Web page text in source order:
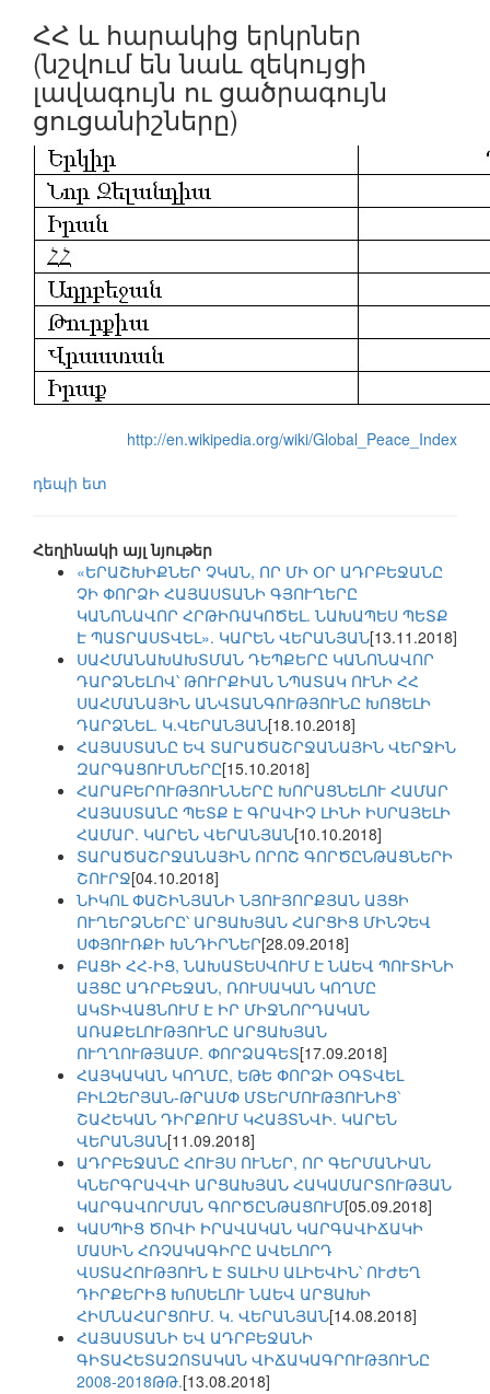
ՀՀ և հարակից երկրներ
(նշվում են նաև զեկույցի
լավագույն ու ցածրագույն
ցուցանիշները)
http://en.wikipedia.org/wiki/Global_Peace_Index
դեպի ետ
Հեղինակի այլ նյութեր
«ԵՐԱՇԽԻՔՆԵՐ ՉԿԱՆ, ՈՐ ՄԻ ՕՐ ԱԴՐԲԵՋԱՆԸ
ՉԻ ՓՈՐՁԻ ՀԱՅԱՍՏԱՆԻ ԳՅՈՒՂԵՐԸ
ԿԱՆՈՆԱՎՈՐ ՀՐԹԻՌԱԿՈԾԵԼ. ՆԱԽԱՊԵՍ ՊԵՏՔ
Է ՊԱՏՐԱՍՏՎԵԼ». ԿԱՐԵՆ ՎԵՐԱՆՅԱՆ[13.11.2018]
ՍԱՀՄԱՆԱԽԱԽՏՄԱՆ ԴԵՊՔԵՐԸ ԿԱՆՈՆԱՎՈՐ
ԴԱՐՁՆԵԼՈՎ՝ ԹՈՒՐՔԻԱՆ ՆՊԱՏԱԿ ՈՒՆԻ ՀՀ
ՍԱՀՄԱՆԱՅԻՆ ԱՆՎՏԱՆԳՈՒԹՅՈՒՆԸ ԽՈՑԵԼԻ
ԴԱՐՁՆԵԼ. Կ.ՎԵՐԱՆՅԱՆ[18.10.2018]
ՀԱՅԱՍՏԱՆԸ ԵՎ ՏԱՐԱԾԱՇՐՋԱՆԱՅԻՆ ՎԵՐՋԻՆ
ԶԱՐԳԱՑՈՒՄՆԵՐԸ[15.10.2018]
ՀԱՐԱԲԵՐՈՒԹՅՈՒՆՆԵՐԸ ԽՈՐԱՑՆԵԼՈՒ ՀԱՄԱՐ
ՀԱՅԱՍՏԱՆԸ ՊԵՏՔ Է ԳՐԱՎԻՉ ԼԻՆԻ ԻՍՐԱՅԵԼԻ
ՀԱՄԱՐ. ԿԱՐԵՆ ՎԵՐԱՆՅԱՆ[10.10.2018]
ՏԱՐԱԾԱՇՐՋԱՆԱՅԻՆ ՈՐՈՇ ԳՈՐԾԸՆԹԱՑՆԵՐԻ
ՇՈՒՐՋ[04.10.2018]
ՆԻԿՈԼ ՓԱՇԻՆՅԱՆԻ ՆՅՈՒՅՈՐՔՅԱՆ ԱՅՑԻ
ՈՒՂԵՐՁՆԵՐԸ՝ ԱՐՑԱԽՅԱՆ ՀԱՐՑԻՑ ՄԻՆՉԵՎ
ՍՓՅՈՒՌՔԻ ԽՆԴԻՐՆԵՐ[28.09.2018]
ԲԱՑԻ ՀՀ-ԻՑ, ՆԱԽԱՏԵՍՎՈՒՄ Է ՆԱԵՎ ՊՈՒՏԻՆԻ
ԱՅՑԸ ԱԴՐԲԵՋԱՆ, ՌՈՒՍԱԿԱՆ ԿՈՂՄԸ
ԱԿՏԻՎԱՑՆՈՒՄ Է ԻՐ ՄԻՋՆՈՐԴԱԿԱՆ
ԱՌԱՔԵԼՈՒԹՅՈՒՆԸ ԱՐՑԱԽՅԱՆ
ՈՒՂՂՈՒԹՅԱՄԲ. ՓՈՐՁԱԳԵՏ[17.09.2018]
ՀԱՅԿԱԿԱՆ ԿՈՂՄԸ, ԵԹԵ ՓՈՐՁԻ ՕԳՏՎԵԼ
ԲԻԼԶԵՐՅԱՆ-ԹՐԱՄՓ ՄՏԵՐՄՈՒԹՅՈՒՆԻՑ՝
ՇԱՀԵԿԱՆ ԴԻՐՔՈՒՄ ԿՀԱՅՏՆՎԻ. ԿԱՐԵՆ
ՎԵՐԱՆՅԱՆ[11.09.2018]
ԱԴՐԲԵՋԱՆԸ ՀՈՒՅՍ ՈՒՆԵՐ, ՈՐ ԳԵՐՄԱՆԻԱՆ
ԿՆԵՐԳՐԱՎՎԻ ԱՐՑԱԽՅԱՆ ՀԱԿԱՄԱՐՏՈՒԹՅԱՆ
ԿԱՐԳԱՎՈՐՄԱՆ ԳՈՐԾԸՆԹԱՑՈՒՄ[05.09.2018]
ԿԱՍՊԻՑ ԾՈՎԻ ԻՐԱՎԱԿԱՆ ԿԱՐԳԱՎԻՃԱԿԻ
ՄԱՍԻՆ ՀՌՉԱԿԱԳԻՐԸ ԱՎԵԼՈՐԴ
ՎՍՏԱՀՈՒԹՅՈՒՆ Է ՏԱԼԻՍ ԱԼԻԵՎԻՆ՝ ՈՒԺԵՂ
ԴԻՐՔԵՐԻՑ ԽՈՍԵԼՈՒ ՆԱԵՎ ԱՐՑԱԽԻ
ՀԻՄՆԱՀԱՐՑՈՒՄ. Կ. ՎԵՐԱՆՅԱՆ[14.08.2018]
ՀԱՅԱՍՏԱՆԻ ԵՎ ԱԴՐԲԵՋԱՆԻ
ԳԻՏԱՀԵՏԱԶՈՏԱԿԱՆ ՎԻՃԱԿԱԳՐՈՒԹՅՈՒՆԸ
2008-2018ԹԹ.[13.08.2018]